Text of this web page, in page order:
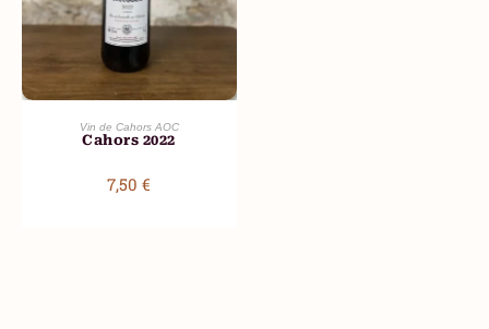
AJOUTER AU PANIER
Vin de Cahors AOC
Cahors 2022
7,50€